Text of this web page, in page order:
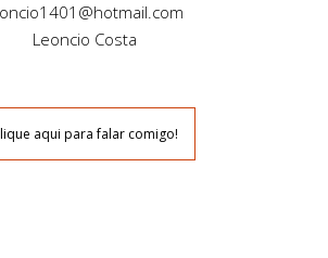
Leoncio Costa
aqui para falar comigo!